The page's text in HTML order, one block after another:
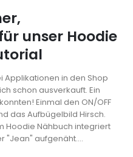
unser Hoodie
in den Shop
schon ausverkauft. Ein
Einmal den ON/OFF
das Aufbügelbild Hirsch.
Hoodie Nähbuch integriert
"Jean" aufgenäht....